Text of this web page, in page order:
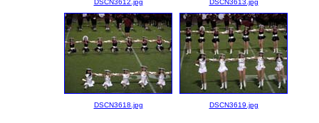
DSCN3612.jpg DSCN3613.jpg
DSCN3618.jpg DSCN3619.jpg